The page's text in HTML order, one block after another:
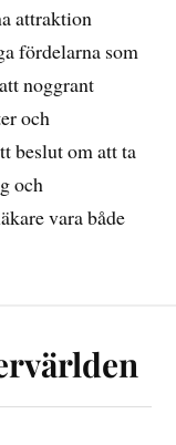
attraktion
fördelarna som
noggrant
och
beslut om att ta
och
vara både